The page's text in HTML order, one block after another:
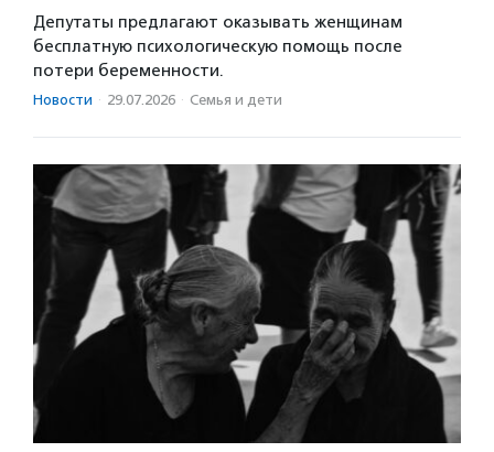
Депутаты предлагают оказывать женщинам
бесплатную психологическую помощь после
потери беременности.
Новости · 29.07.2026 · Семья и дети